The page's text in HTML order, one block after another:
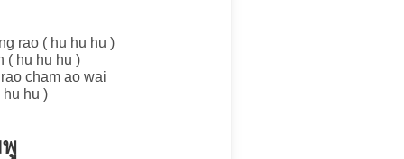
rao ( hu hu hu )
( hu hu hu )
cham ao wai
hu hu )
พู